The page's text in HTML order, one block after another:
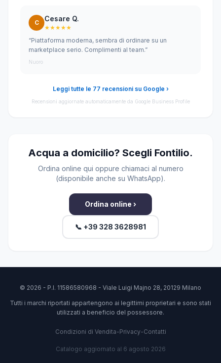
C Cesare Q.
★★★★★
“Piattaforma moderna, sembra di ordinare su un
marketplace serio. Complimenti al team.”
Nuoro
Leggi tutte le 77 recensioni su Google ›
Recensioni aggiornate automaticamente da Google Business Profile
Acqua a domicilio? Scegli Fontilio.
Ordina online qui oppure chiamaci al numero
(disponibile anche su WhatsApp).
Ordina online ›
📞 +39 328 3628981
© 2026 - P.I. 11586580968 - Viale Luigi Majno 28, 20129 Milano
Tutti i marchi riportati appartengono ai legittimi proprietari e sono stati
utilizzati a beneficio del possessore.
Condizioni di Vendita-Privacy-Contatti
Catalogo aggiornato al 6 agosto 2026